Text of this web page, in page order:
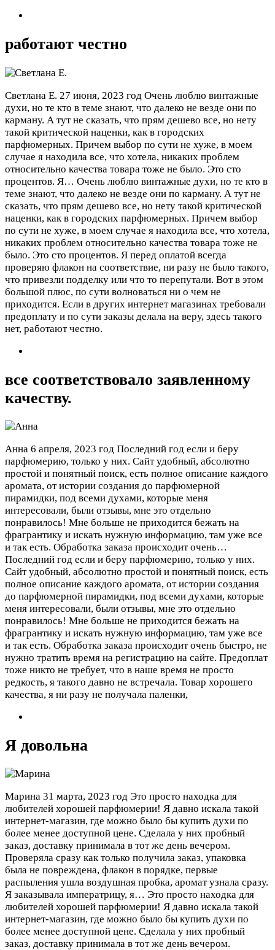
работают честно
Светлана Е. 27 июня, 2023 год Очень люблю винтажные
духи, но те кто в теме знают, что далеко не везде они по
карману. А тут не сказать, что прям дешево все, но нету
такой критической наценки, как в городских
парфюмерных. Причем выбор по сути не хуже, в моем
случае я находила все, что хотела, никаких проблем
относительно качества товара тоже не было. Это сто
процентов. Я… Очень люблю винтажные духи, но те кто в
теме знают, что далеко не везде они по карману. А тут не
сказать, что прям дешево все, но нету такой критической
наценки, как в городских парфюмерных. Причем выбор
по сути не хуже, в моем случае я находила все, что хотела,
никаких проблем относительно качества товара тоже не
было. Это сто процентов. Я перед оплатой всегда
проверяю флакон на соответствие, ни разу не было такого,
что привезли подделку или что то перепутали. Вот в этом
большой плюс, по сути волноваться ни о чем не
приходится. Если в других интернет магазинах требовали
предоплату и по сути заказы делала на веру, здесь такого
нет, работают честно.
все соответствовало заявленному
качеству.
Анна 6 апреля, 2023 год Последний год если и беру
парфюмерию, только у них. Сайт удобный, абсолютно
простой и понятный поиск, есть полное описание каждого
аромата, от истории создания до парфюмерной
пирамидки, под всеми духами, которые меня
интересовали, были отзывы, мне это отдельно
понравилось! Мне больше не приходится бежать на
фрагрантику и искать нужную информацию, там уже все
и так есть. Обработка заказа происходит очень…
Последний год если и беру парфюмерию, только у них.
Сайт удобный, абсолютно простой и понятный поиск, есть
полное описание каждого аромата, от истории создания
до парфюмерной пирамидки, под всеми духами, которые
меня интересовали, были отзывы, мне это отдельно
понравилось! Мне больше не приходится бежать на
фрагрантику и искать нужную информацию, там уже все
и так есть. Обработка заказа происходит очень быстро, не
нужно тратить время на регистрацию на сайте. Предоплат
тоже никто не требует, что в наше время не просто
редкость, я такого давно не встречала. Товар хорошего
качества, я ни разу не получала паленки,
Я довольна
Марина 31 марта, 2023 год Это просто находка для
любителей хорошей парфюмерии! Я давно искала такой
интернет-магазин, где можно было бы купить духи по
более менее доступной цене. Сделала у них пробный
заказ, доставку принимала в тот же день вечером.
Проверяла сразу как только получила заказ, упаковка
была не повреждена, флакон в порядке, первые
распыления ушла воздушная пробка, аромат узнала сразу.
Я заказывала императрицу, я… Это просто находка для
любителей хорошей парфюмерии! Я давно искала такой
интернет-магазин, где можно было бы купить духи по
более менее доступной цене. Сделала у них пробный
заказ, доставку принимала в тот же день вечером.